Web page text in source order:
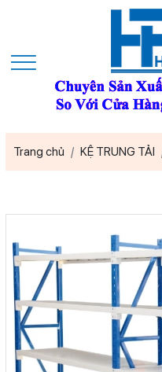
Trang chủ KỆ TRUNG TẢI